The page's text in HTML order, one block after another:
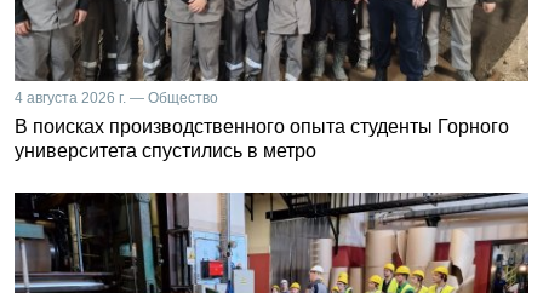
4 августа 2026 г. — Общество
В поисках производственного опыта студенты Горного
университета спустились в метро